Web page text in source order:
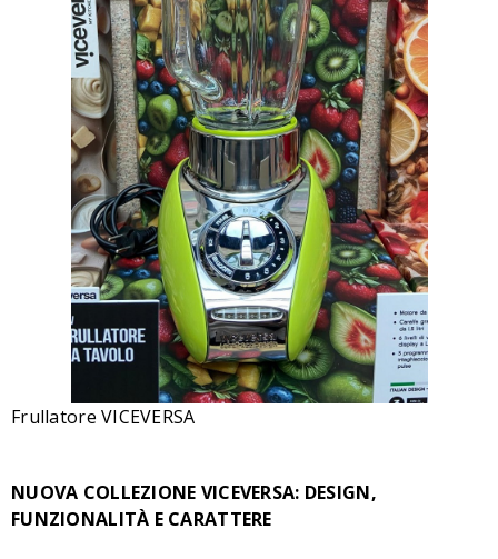
Frullatore VICEVERSA
NUOVA COLLEZIONE VICEVERSA: DESIGN,
FUNZIONALITÀ E CARATTERE